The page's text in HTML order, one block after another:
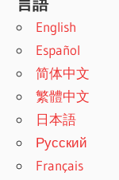
言語
English
Español
简体中文
繁體中文
日本語
Русский
Français